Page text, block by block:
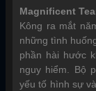
Magnificent
Kông ra mắt
những tình
phần hài hước
nguy hiểm. Bộ
yếu tố hình sự